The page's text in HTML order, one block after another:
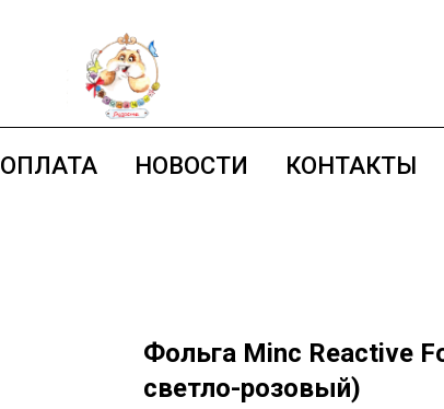
ОПЛАТА НОВОСТИ КОНТАКТЫ
Фольга Minc Reactive
светло-розовый)